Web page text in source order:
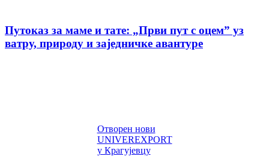
Путоказ за маме и тате: „Први пут с оцемˮ уз
ватру, природу и заједничке авантуре
Отворен нови
UNIVEREXPORT
у Крагујевцу